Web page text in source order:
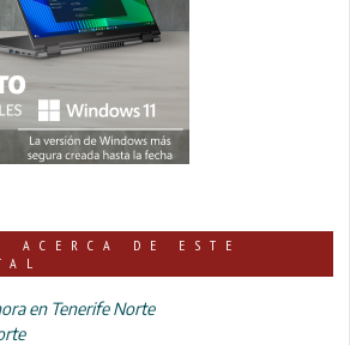
ACERCA DE ESTE
en Tenerife Norte